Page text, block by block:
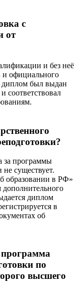
с
от
и без неё
и официального
был выдан
соответствовал
за программы
существует.
образовании в РФ»
диплом
в
об
по
высшего